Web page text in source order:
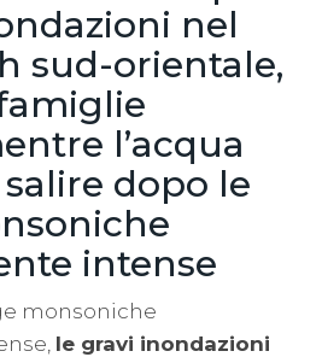
nel
sud-orientale,
l’acqua
dopo le
intense
monsoniche
le gravi inondazioni